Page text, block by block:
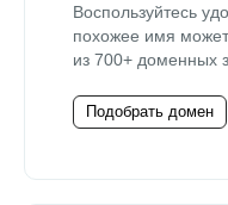
Воспользуйтесь
похожее имя
из 700+ доменных
Подобрать домен